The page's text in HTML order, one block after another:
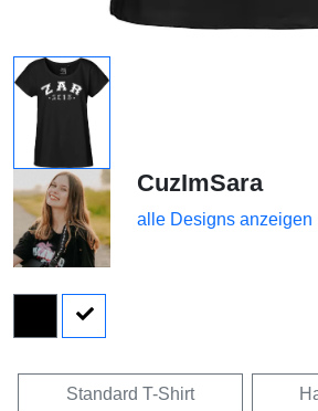
CuzImSara
alle Designs anzeigen
Standard T-Shirt